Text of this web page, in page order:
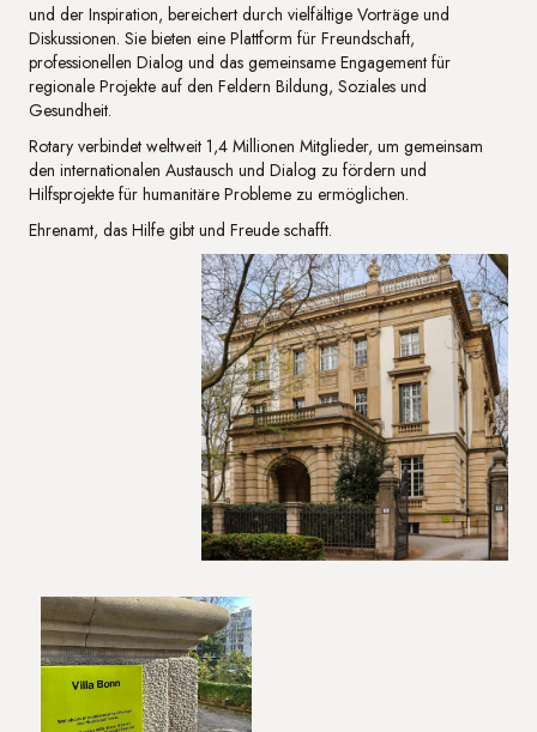
und der Inspiration, bereichert durch vielfältige Vorträge und
Diskussionen. Sie bieten eine Plattform für Freundschaft,
professionellen Dialog und das gemeinsame Engagement für
regionale Projekte auf den Feldern Bildung, Soziales und
Gesundheit.
Rotary verbindet weltweit 1,4 Millionen Mitglieder, um gemeinsam
den internationalen Austausch und Dialog zu fördern und
Hilfsprojekte für humanitäre Probleme zu ermöglichen.
Ehrenamt, das Hilfe gibt und Freude schafft.